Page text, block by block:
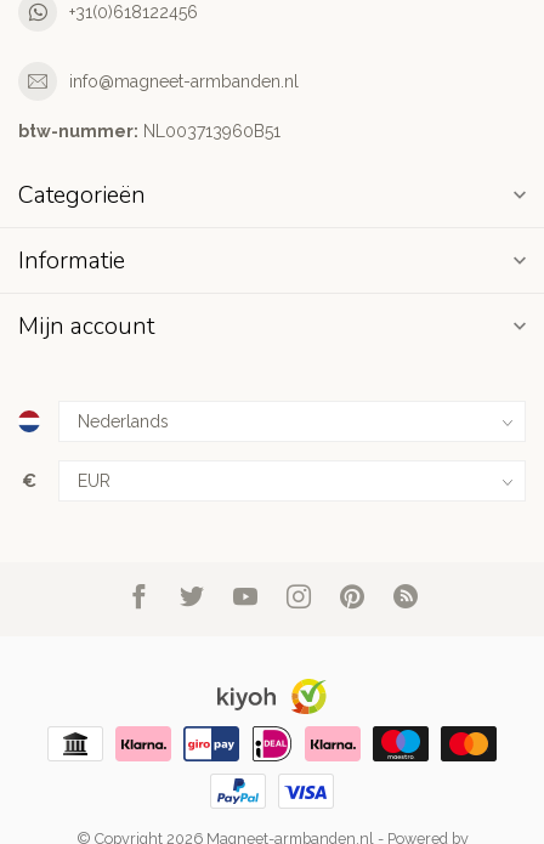
+31(0)618122456
info@magneet-armbanden.nl
btw-nummer: NL003713960B51
Categorieën
Informatie
Mijn account
€
© Copyright 2026 Magneet-armbanden.nl- Powered by